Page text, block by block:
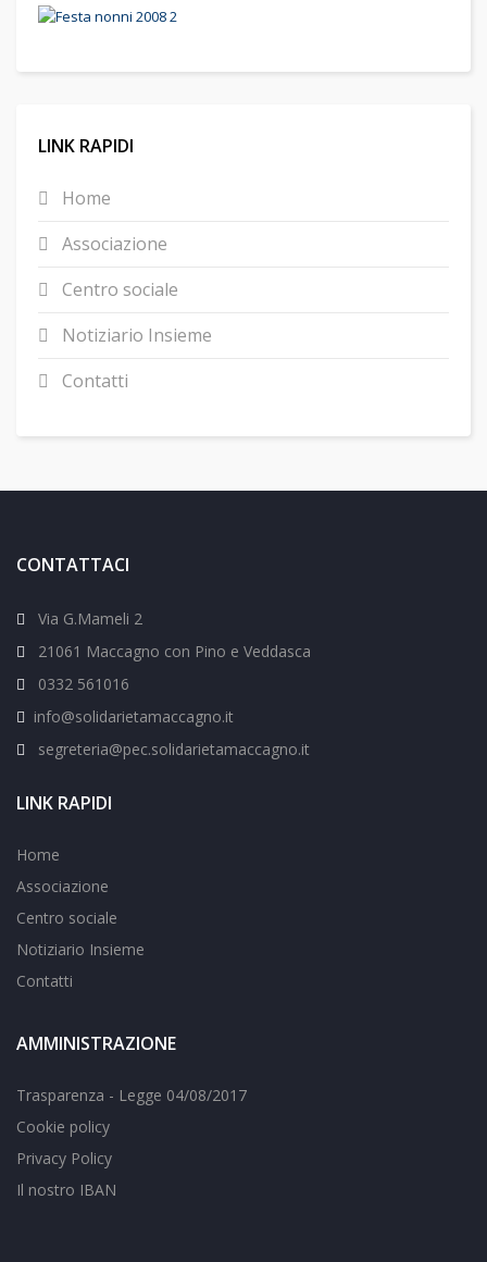
LINK RAPIDI
Home
Associazione
Centro sociale
Notiziario Insieme
Contatti
CONTATTACI
Via G.Mameli 2
21061 Maccagno con Pino e Veddasca
0332 561016
info@solidarietamaccagno.it
segreteria@pec.solidarietamaccagno.it
LINK RAPIDI
Home
Associazione
Centro sociale
Notiziario Insieme
Contatti
AMMINISTRAZIONE
Trasparenza - Legge 04/08/2017
Cookie policy
Privacy Policy
Il nostro IBAN